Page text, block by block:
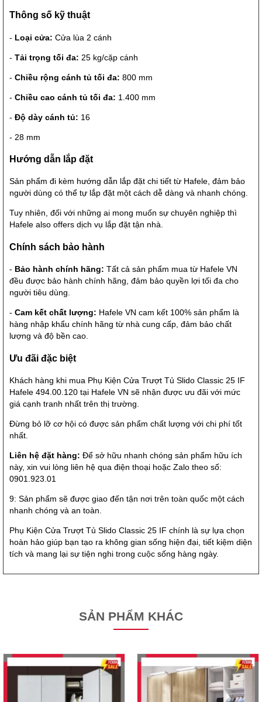
Thông số kỹ thuật
- Loại cửa: Cửa lùa 2 cánh
- Tải trọng tối đa: 25 kg/cặp cánh
- Chiều rộng cánh tủ tối đa: 800 mm
- Chiều cao cánh tủ tối đa: 1.400 mm
- Độ dày cánh tủ: 16
- 28 mm
Hướng dẫn lắp đặt
Sản phẩm đi kèm hướng dẫn lắp đặt chi tiết từ Hafele, đảm bảo
người dùng có thể tự lắp đặt một cách dễ dàng và nhanh chóng.
Tuy nhiên, đối với những ai mong muốn sự chuyên nghiệp thì
Hafele also offers dịch vụ lắp đặt tận nhà.
Chính sách bảo hành
- Bảo hành chính hãng: Tất cả sản phẩm mua từ Hafele VN
đều được bảo hành chính hãng, đảm bảo quyền lợi tối đa cho
người tiêu dùng.
- Cam kết chất lượng: Hafele VN cam kết 100% sản phẩm là
hàng nhập khẩu chính hãng từ nhà cung cấp, đảm bảo chất
lượng và độ bền cao.
Ưu đãi đặc biệt
Khách hàng khi mua Phụ Kiện Cửa Trượt Tủ Slido Classic 25 IF
Hafele 494.00.120 tại Hafele VN sẽ nhận được ưu đãi với mức
giá cạnh tranh nhất trên thị trường.
Đừng bỏ lỡ cơ hội có được sản phẩm chất lượng với chi phí tốt
nhất.
Liên hệ đặt hàng: Để sở hữu nhanh chóng sản phẩm hữu ích
này, xin vui lòng liên hệ qua điện thoại hoặc Zalo theo số:
0901.923.01
9: Sản phẩm sẽ được giao đến tận nơi trên toàn quốc một cách
nhanh chóng và an toàn.
Phụ Kiện Cửa Trượt Tủ Slido Classic 25 IF chính là sự lựa chọn
hoàn hảo giúp bạn tạo ra không gian sống hiện đại, tiết kiệm diện
tích và mang lại sự tiện nghi trong cuộc sống hàng ngày.
SẢN PHẨM KHÁC